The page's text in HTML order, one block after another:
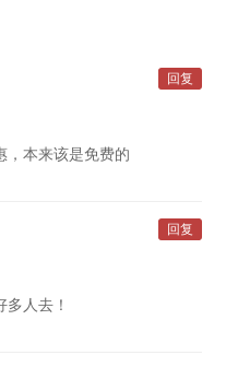
，本来该是免费的
回复
人去！
回复